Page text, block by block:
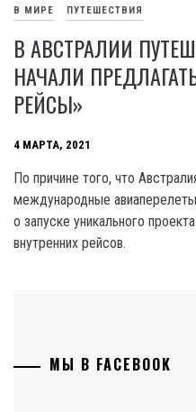
В МИРЕ ПУТЕШЕСТВИЯ
В АВСТРАЛИИ
НАЧАЛИ
РЕЙСЫ»
4 МАРТА, 2021
По причине того, что
международные
о запуске уникального
внутренних рейсов.
МЫ В FACEBOOK